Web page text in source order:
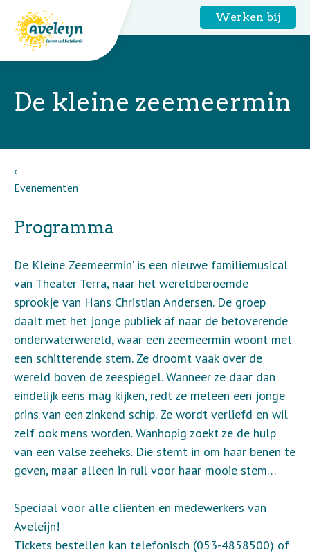
Werken bij
De kleine zeemeermin
Evenementen
Programma
De Kleine Zeemeermin’ is een nieuwe familiemusical
van Theater Terra, naar het wereldberoemde
sprookje van Hans Christian Andersen. De groep
daalt met het jonge publiek af naar de betoverende
onderwaterwereld, waar een zeemeermin woont met
een schitterende stem. Ze droomt vaak over de
wereld boven de zeespiegel. Wanneer ze daar dan
eindelijk eens mag kijken, redt ze meteen een jonge
prins van een zinkend schip. Ze wordt verliefd en wil
zelf ook mens worden. Wanhopig zoekt ze de hulp
van een valse zeeheks. Die stemt in om haar benen te
geven, maar alleen in ruil voor haar mooie stem…
Speciaal voor alle cliënten en medewerkers van
Aveleijn!
Tickets bestellen kan telefonisch (053-4858500) of